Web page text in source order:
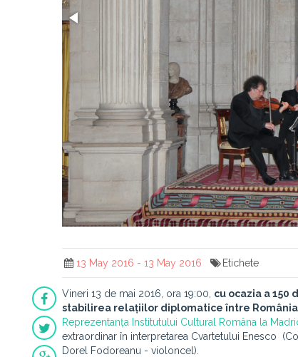
13 May 2016 - 13 May 2016 Etichete
Vineri 13 de mai 2016, ora 19:00, cu ocazia a 150
stabilirea relațiilor diplomatice între România
Reprezentanța Institutului Cultural Româna la
extraordinar în interpretarea Cvartetului Enesco
Dorel Fodoreanu - violoncel).